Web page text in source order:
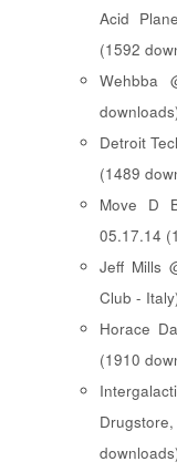
Acid
(1592
Wehbba
Detroit
(1489
Move D
05.17.14
Jeff Mills
Club -
Horace
(1910